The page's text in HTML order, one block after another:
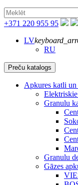
+371 220 955 95
LV
RU
Preču katalogs
Apkures katli un
Granulu
Granulu
Gāzes